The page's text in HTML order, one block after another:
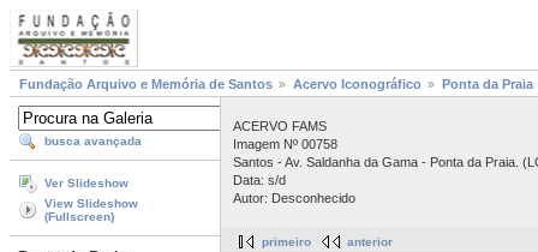
Fundação Arquivo e Memória de Santos Acervo Iconográfico Ponta da Praia
busca avançada
Ver Slideshow
View Slideshow
(Fullscreen)
ACERVO FAMS
Imagem Nº 00758
Santos - Av. Saldanha da Gama - Ponta da Praia.
Data: s/d
Autor: Desconhecido
primeiro anterior